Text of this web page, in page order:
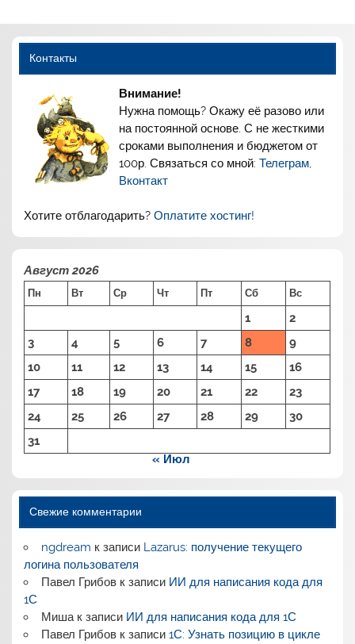
Контакты
Внимание!
Нужна помощь? Окажу её разово или
на постоянной основе. С не жесткими
сроками выполнения и бюджетом от
100р. Связаться со мной:Телеграм,
Вконтакт
Хотите отблагодарить?Оплатите хостинг!
Август 2026
Пн Вт Ср Чт Пт Сб Вс
1
2
3
4 5 6 7 8
9
10
11 12 13 14 15
16
17
18 19 20 21 22
23
24
25 26 27 28 29
30
31
« Июл
Свежие комментарии
ngdream к записи Lazarus: получение текущего
логина пользователя
Павел Грибовк записи ИИ для написания кода для
1С
Мишак записи ИИ для написания кода для 1С
Павел Грибовк записи 1С: Узнать позицию в цикле